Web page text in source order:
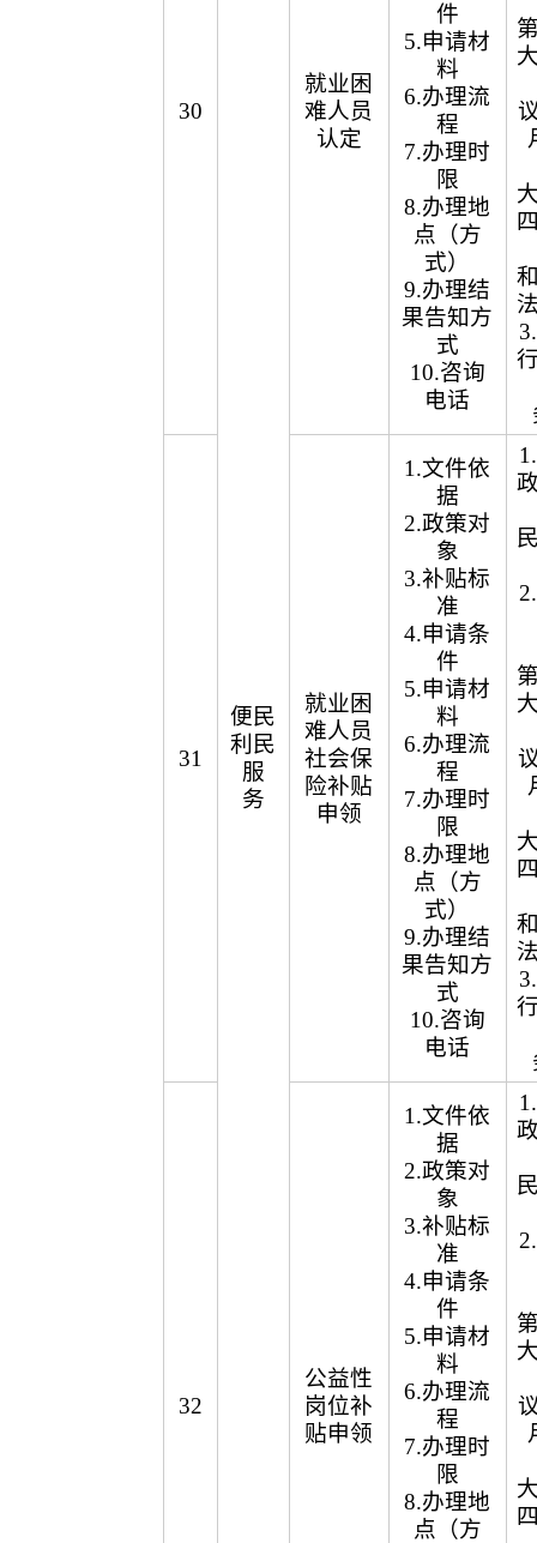
30
便民
利民
服
务
就业困
难人员
认定
件
5.申请材
料
6.办理流
程
7.办理时
限
8.办理地
点（方
式）
9.办理结
果告知方
式
10.咨询
电话
31
就业困
难人员
社会保
险补贴
申领
1.文件依
据
2.政策对
象
3.补贴标
准
4.申请条
件
5.申请材
料
6.办理流
程
7.办理时
限
8.办理地
点（方
式）
9.办理结
果告知方
式
10.咨询
电话
32
公益性
岗位补
贴申领
1.文件依
据
2.政策对
象
3.补贴标
准
4.申请条
件
5.申请材
料
6.办理流
程
7.办理时
限
8.办理地
点（方